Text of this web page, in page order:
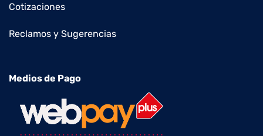
Cotizaciones
Reclamos y Sugerencias
Medios de Pago